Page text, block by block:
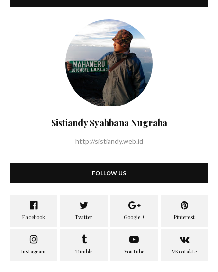
Sistiandy Syahbana Nugraha
http://sistiandy.web.id
FOLLOW US